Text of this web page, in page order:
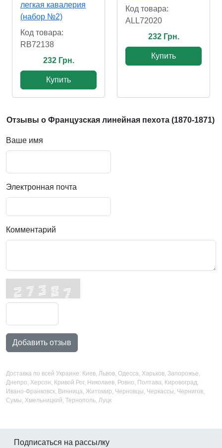
легкая кавалерия
(набор №2)
Код товара:
RB72138
232 Грн.
Купить
Код товара:
ALL72020
232 Грн.
Купить
Отзывы о Французская линейная пехота (1870-1871)
Ваше имя
Электронная почта
Комментарий
Добавить отзыв
Доставка по всей Украине: Киев, Львов, Одесса, Харьков, Запорожье,
Днепро, Херсон, Кривой Рог, Николаев, Ровно, Полтава, Кировоград,
Ивано-Франковск, Винница, Житомир, Черновцы, Черкассы, Чернигов,
Сумы, Хмельницкий, Тернополь, Луцк
Подписаться на рассылку